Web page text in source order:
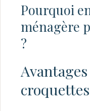
Pourquoi
ménagère
?